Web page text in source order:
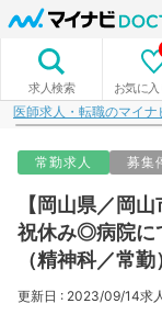
求人検索 お気に入
医師求人・転職のマイナ
常勤求人 募集
【岡山県／岡
祝休み◎病院に
（精神科／常勤
更新日 : 2023/09/14求